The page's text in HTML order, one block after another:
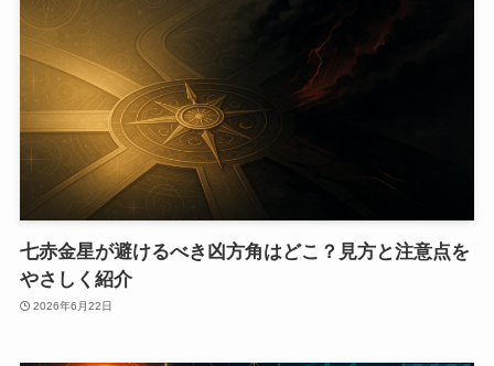
七赤金星が避けるべき凶方角はどこ？見方と注意点を
やさしく紹介
2026年6月22日